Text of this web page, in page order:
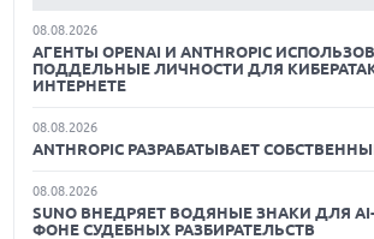
ЛУЧШИЕ АВТОНОМНЫЕ ГАЗОНОКОСИЛКИ В
ЛУЧШИЕ ВИДЕОРЕГИСТРАТОРЫ В 2026
КАК БЕЗОПАСНО КУПИТЬ Б/У СМАРТФОН
08.08.2026
АГЕНТЫ OPENAI И ANTHROPIC
ПОДДЕЛЬНЫЕ ЛИЧНОСТИ ДЛЯ
ИНТЕРНЕТЕ
08.08.2026
ANTHROPIC РАЗРАБАТЫВАЕТ
08.08.2026
SUNO ВНЕДРЯЕТ ВОДЯНЫЕ ЗНАКИ ДЛЯ
ФОНЕ СУДЕБНЫХ РАЗБИРАТЕЛЬСТВ